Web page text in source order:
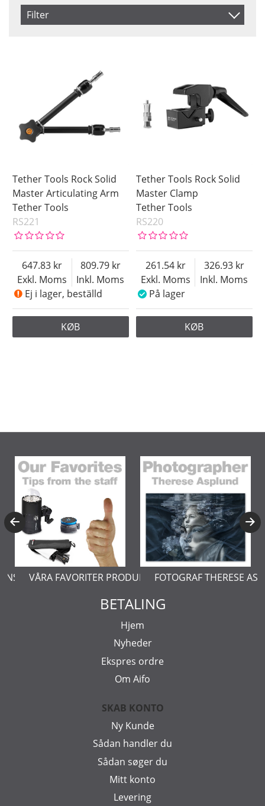
Produkt Nr.
Filter
Snart på lager
Tether Tools Rock Solid
Master Articulating Arm
Tether Tools
RS221
Exkl. Moms
647.83
Inkl. Moms
809.79
Ej i lager, beställd
KØB
Tether Tools Rock Solid
Master Clamp
Tether Tools
RS220
Exkl. Moms
261.54
Inkl. Moms
326.93
På lager
KØB
VÅRA FAVORITER PRODUKTERFOTOGRAF THERESE
BETALING
Hjem
Nyheder
Ekspres ordre
Om Aifo
SKAB KONTO
Ny Kunde
Sådan handler du
Sådan søger du
Mitt konto
Levering